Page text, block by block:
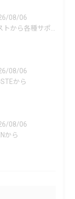
08/06
08/06
から
08/06
から